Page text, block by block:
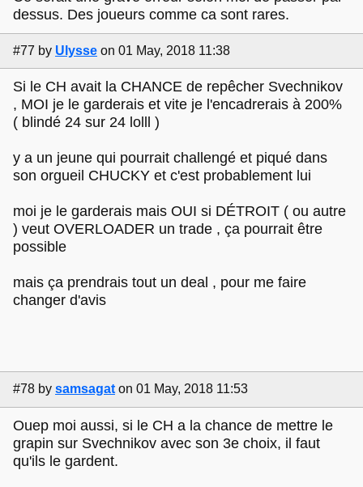
dessus. Des joueurs comme ca sont rares.
#77 by Ulysse on 01 May, 2018 11:38
Si le CH avait la CHANCE de repêcher Svechnikov
, MOI je le garderais et vite je l'encadrerais à 200%
( blindé 24 sur 24 lolll )
y a un jeune qui pourrait challengé et piqué dans
son orgueil CHUCKY et c'est probablement lui
moi je le garderais mais OUI si DÉTROIT ( ou autre
) veut OVERLOADER un trade , ça pourrait être
possible
mais ça prendrais tout un deal , pour me faire
changer d'avis
#78 by samsagat on 01 May, 2018 11:53
Ouep moi aussi, si le CH a la chance de mettre le
grapin sur Svechnikov avec son 3e choix, il faut
qu'ils le gardent.